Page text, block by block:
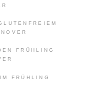
FRÜHLING
FRÜHLING